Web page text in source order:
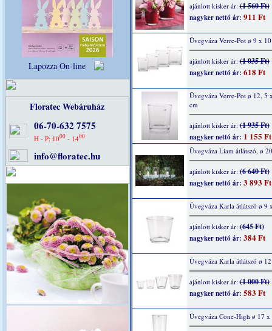
Lapozza On-line
Floratec Webáruház
06-70-632 7575
H - P: 1000 - 1400
info@floratec.hu
ajánlott kisker ár:(1 560 Ft)
nagyker nettó ár: 911 Ft
Üvegváza Verre-Pot ø 9 x
ajánlott kisker ár:(1 035 Ft)
nagyker nettó ár: 618 Ft
Üvegváza Verre-Pot ø 12, 5
cm
ajánlott kisker ár:(1 935 Ft)
nagyker nettó ár: 1 155 Ft
Üvegváza Liam átlátszó, ø
ajánlott kisker ár:(6 640 Ft)
nagyker nettó ár: 3 893 Ft
Üvegváza Karla átlátszó ø 9
ajánlott kisker ár:(645 Ft)
nagyker nettó ár: 384 Ft
Üvegváza Karla átlátszó ø
ajánlott kisker ár:(1 000 Ft)
nagyker nettó ár: 583 Ft
Üvegváza Cone-High ø 17 x